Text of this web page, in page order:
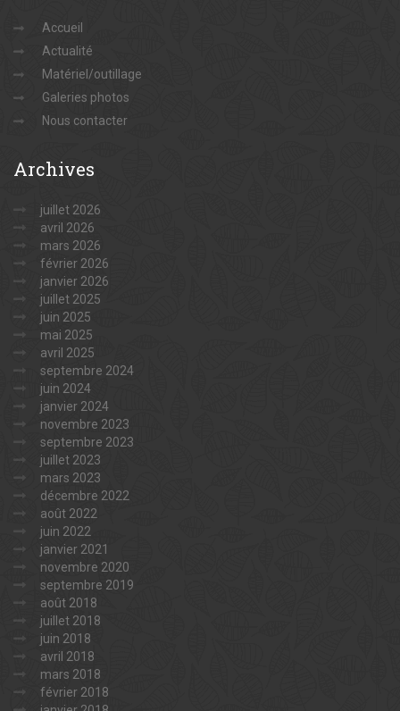
Accueil
Actualité
Matériel/outillage
Galeries photos
Nous contacter
Archives
juillet 2026
avril 2026
mars 2026
février 2026
janvier 2026
juillet 2025
juin 2025
mai 2025
avril 2025
septembre 2024
juin 2024
janvier 2024
novembre 2023
septembre 2023
juillet 2023
mars 2023
décembre 2022
août 2022
juin 2022
janvier 2021
novembre 2020
septembre 2019
août 2018
juillet 2018
juin 2018
avril 2018
mars 2018
février 2018